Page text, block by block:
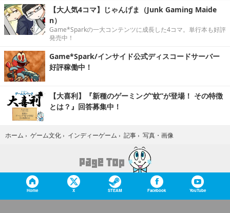
【大人気4コマ】じゃんげま（Junk Gaming Maide
n）
Game*Sparkの一大コンテンツに成長した4コマ。単行本も好評
発売中！
Game*Spark/インサイド公式ディスコードサーバー
好評稼働中！
【大喜利】『新種のゲーミング“蚊”が登場！ その特徴
とは？』回答募集中！
ホーム › ゲーム文化 › インディーゲーム › 記事 › 写真・画像
Home X STEAM Facebook YouTube